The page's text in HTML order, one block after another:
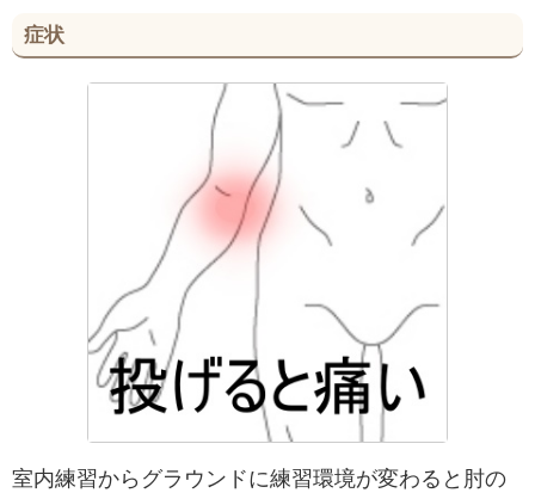
症状
室内練習からグラウンドに練習環境が変わると肘の